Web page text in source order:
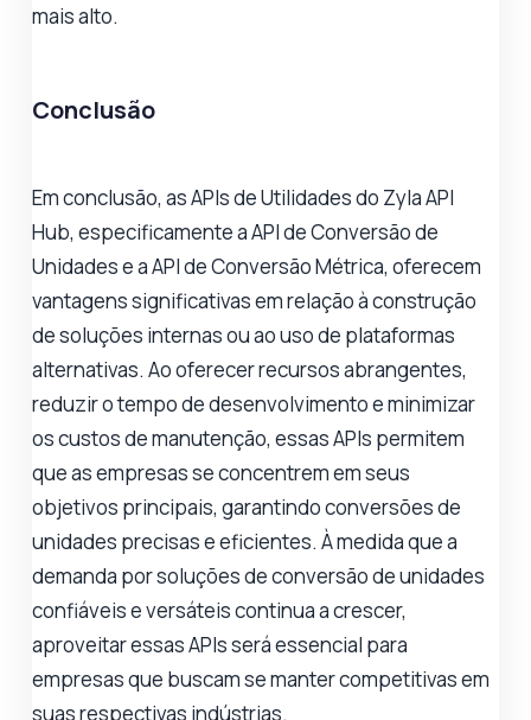
mais alto.
Conclusão
Em conclusão, as APIs de Utilidades do Zyla API
Hub, especificamente a API de Conversão de
Unidades e a API de Conversão Métrica, oferecem
vantagens significativas em relação à construção
de soluções internas ou ao uso de plataformas
alternativas. Ao oferecer recursos abrangentes,
reduzir o tempo de desenvolvimento e minimizar
os custos de manutenção, essas APIs permitem
que as empresas se concentrem em seus
objetivos principais, garantindo conversões de
unidades precisas e eficientes. À medida que a
demanda por soluções de conversão de unidades
confiáveis e versáteis continua a crescer,
aproveitar essas APIs será essencial para
empresas que buscam se manter competitivas em
suas respectivas indústrias.